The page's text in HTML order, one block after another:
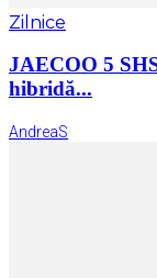
Zilnice
JAECOO 5
hibridă...
AndreaS